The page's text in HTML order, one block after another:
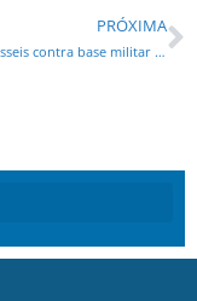
PRÓXIMA
Irã lança mísseis contra base militar dos Estados Unidos no Catar